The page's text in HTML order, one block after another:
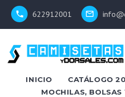
622912001
INICIO CATÁLOGO
MOCHILAS,